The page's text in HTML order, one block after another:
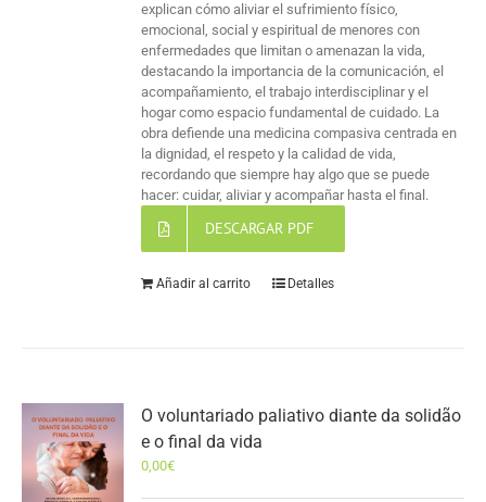
explican cómo aliviar el sufrimiento físico,
emocional, social y espiritual de menores con
enfermedades que limitan o amenazan la vida,
destacando la importancia de la comunicación, el
acompañamiento, el trabajo interdisciplinar y el
hogar como espacio fundamental de cuidado. La
obra defiende una medicina compasiva centrada en
la dignidad, el respeto y la calidad de vida,
recordando que siempre hay algo que se puede
hacer: cuidar, aliviar y acompañar hasta el final.
DESCARGAR PDF
Añadir al carrito Detalles
O voluntariado paliativo diante da solidão
e o final da vida
0,00€